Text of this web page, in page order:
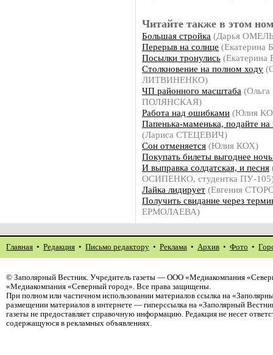
Читайте также в этом
Большая стройка (Дарья
Перерыв на солнце
Посылки тронулись
Столкновение на полном ходу
ЛИТВИНЕНКО)
ЧП районного масштаба (Ольга
ПОЛЯНСКАЯ)
Работа над ошибками (Юлия
Папенька-маменька, подайте на
(Лариса СТЕЦЕВИЧ)
Сон отменяется (Юлия КОХ)
Покупать билеты выгоднее
И выправка солдатская, и песня
ОСИПЕНКО, студентка ПУ-
Лайка лидирует (Евгения
Получить свидание через
ЕРМОЛАЕВА)
Главная • Редакция • Письмо редактору • Реклама • Архив • Фото •
© Заполярный Вестник. Учредитель газеты — ООО «Медиакомпания
«Медиакомпания «Северный город». Все права защищены.
При полном или частичном использовании материалов ссылка на
размещении материалов в интернете — гиперссылка на «Заполярный
газеты не предоставляет справочную информацию. Редакция не несет
содержащуюся в рекламных объявлениях.